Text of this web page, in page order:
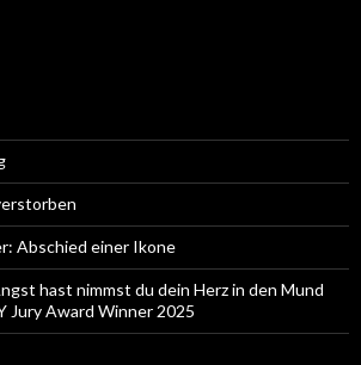
Abschied einer Ikone
hast nimmst du dein Herz in den Mund
Jury Award Winner 2025